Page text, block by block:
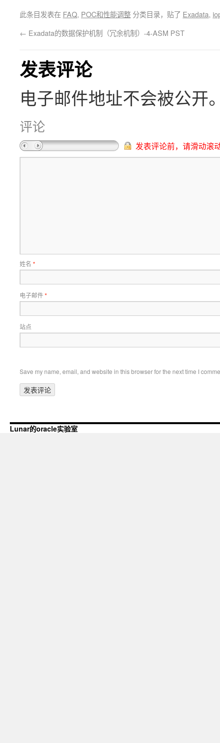
此条目发表在 FAQ, POC和性能调整 分类目录，贴了 Exadata,
← Exadata的数据保护机制（冗余机制）-4-ASM PST
发表评论
电子邮件地址不会被公开
评论
发表评论前，请滑动滚
姓名 *
电子邮件*
站点
Save my name, email, and website in this browser for the next time I
Lunar的oracle实验室